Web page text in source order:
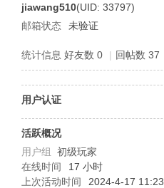
jiawang510(UID: 33797)
邮箱状态
未验证
统计信息 好友数 0 | 回帖数 37
用户认证
活跃概况
用户组 初级玩家
在线时间
17 小时
上次活动时间
2024-4-17 11:23